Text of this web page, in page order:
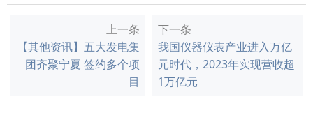
上一条
【其他资讯】五大发电集
团齐聚宁夏 签约多个项
目
下一条
我国仪器仪表产业进入万亿
元时代，2023年实现营收超
1万亿元